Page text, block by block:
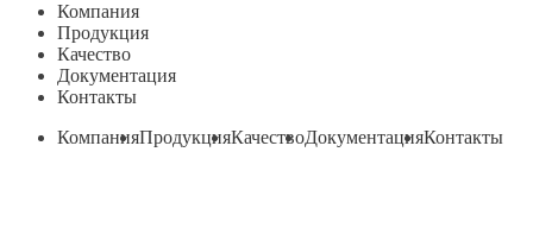
Компания
Продукция
Качество
Документация
Контакты
КомпанияПродукцияКачествоДокументацияКонтакты